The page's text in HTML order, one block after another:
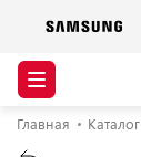
Главная Каталог